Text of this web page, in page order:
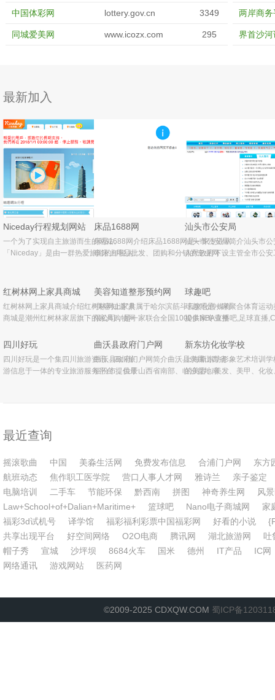
中国体彩网 lottery.gov.cn 3349
同城爱美网 www.icozx.com 295
两岸商务
界首沙河
最新加入
Niceday行程规划网站
一个为了实现自主旅游而生的网站。
「Niceday」是由一群热爱旅游的年轻人
营销有限公司所推出的品牌网站，我们将
床品1688网
床品1688网介绍床品1688网是一家专业从
事床上用品批发、团购和分销的专业网
件、夏被、夏凉被、空调被、蚕丝被、羽
汕头市公安局
汕头市公安局简介汕头市
人民政府下设主管全市公
乡、街道设派出所;公安分
红树林网上家具商城
红树林网上家具商城介绍红树林网上家具
商城是潮州红树林家居旗下的家具购物网
业的OTO(什么是OTO)网站，现已发展成
美容知道整形预约网
“美容知道”隶属于哈尔滨筋斗云文化传媒有
限公司，是一家联合全国1000多家专业整
名整形专家的全国免费咨询平台。通过咨
球趣吧
球趣吧是一家聚合体育运
提供NBA直播吧,足球直播
洲杯直播资讯，是您看球
四川好玩
四川好玩是一个集四川旅游资讯、四川旅
游信息于一体的专业旅游服务平台.提供最
曲沃县政府门户网
曲沃县政府门户网简介曲沃县隶属山西省
临汾市，位于山西省南部、临汾盆地南
新东坊化妆学校
上海新东坊形象艺术培训
的美容、美发、美甲、化
最近查询
摇滚歌曲 中国 美淼生活网 免费发布信息 合浦门户网
东方
航班动态
焦作职工医学院 营口人事人才网 雅诗兰
亲子鉴定
电脑培训
二手车 节能环保 黔西南 拼图 神奇养生网
风
Law+School+of+Dalian+Maritime+
篮球吧 Nano电子商城网
家
福彩3d试机号
译学馆 福彩福利彩票中国福彩网 好看的小说
共享出现平台
好空间网络 O2O电商 腾讯网 湖北旅游网
吐
帽子秀
宣城 沙坪坝 8684火车 国米 德州 IT产品
IC网
网络通讯
游戏网站 医药网
©2009-2025 CDXQW.COM 蜀ICP备